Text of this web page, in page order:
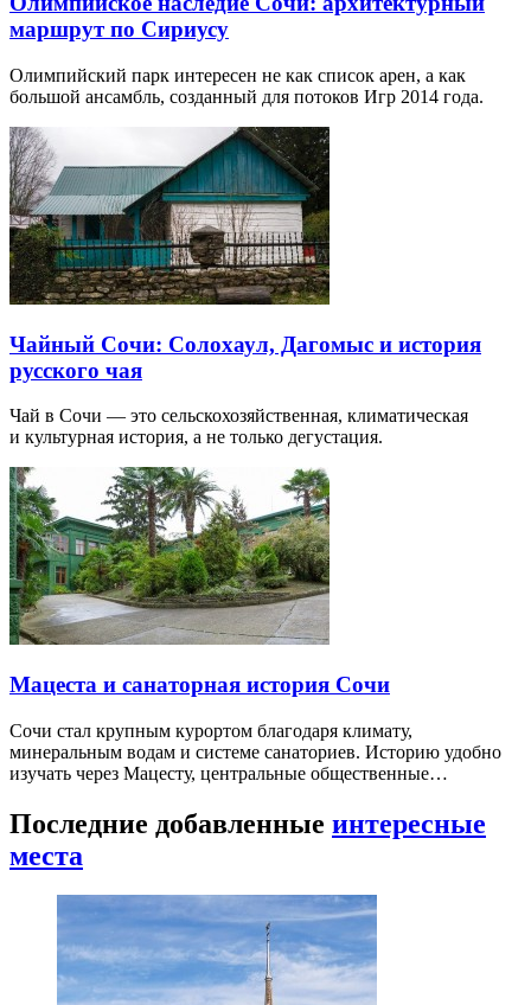
маршрут по Сириусу
Олимпийский парк интересен не как список арен, а как
большой ансамбль, созданный для потоков Игр 2014 года.
Чайный Сочи: Солохаул, Дагомыс и история
русского чая
Чай в Сочи — это сельскохозяйственная, климатическая
и культурная история, а не только дегустация.
Мацеста и санаторная история Сочи
Сочи стал крупным курортом благодаря климату,
минеральным водам и системе санаториев. Историю удобно
изучать через Мацесту, центральные общественные…
Последние добавленные интересные
места